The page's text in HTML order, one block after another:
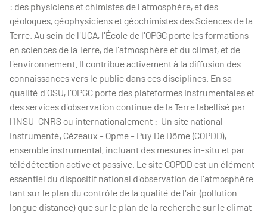
: des physiciens et chimistes de l'atmosphère, et des
géologues, géophysiciens et géochimistes des Sciences de la
Terre. Au sein de l'UCA, l'École de l'OPGC porte les formations
en sciences de la Terre, de l'atmosphère et du climat, et de
l'environnement. Il contribue activement à la diffusion des
connaissances vers le public dans ces disciplines. En sa
qualité d'OSU, l'OPGC porte des plateformes instrumentales et
des services d'observation continue de la Terre labellisé par
l'INSU-CNRS ou internationalement : Un site national
instrumenté, Cézeaux - Opme - Puy De Dôme (COPDD),
ensemble instrumental, incluant des mesures in-situ et par
télédétection active et passive. Le site COPDD est un élément
essentiel du dispositif national d'observation de l'atmosphère
tant sur le plan du contrôle de la qualité de l'air (pollution
longue distance) que sur le plan de la recherche sur le climat